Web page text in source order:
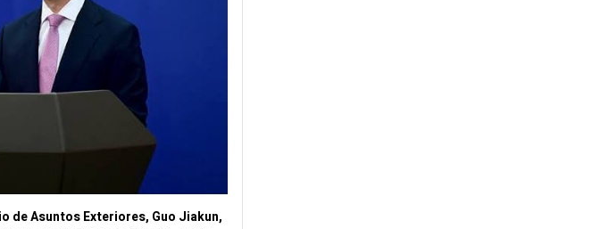
de Asuntos Exteriores, Guo Jiakun,